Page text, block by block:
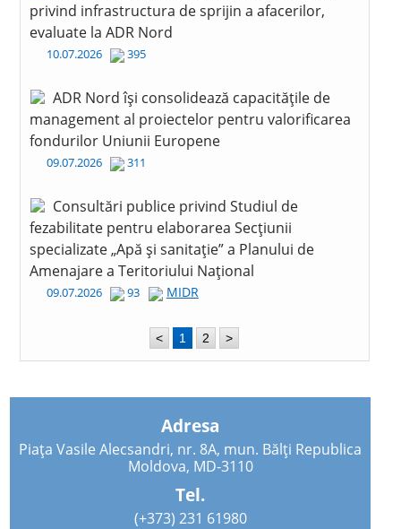
privind infrastructura de sprijin a afacerilor,
evaluate la ADR Nord
10.07.2026 395
ADR Nord își consolidează capacitățile de
management al proiectelor pentru valorificarea
fondurilor Uniunii Europene
09.07.2026 311
Consultări publice privind Studiul de
fezabilitate pentru elaborarea Secțiunii
specializate „Apă și sanitație” a Planului de
Amenajare a Teritoriului Național
09.07.2026 93 MIDR
< 1 2 >
Adresa
Piața Vasile Alecsandri, nr. 8A, mun. Bălți Republica
Moldova, MD-3110
Tel.
(+373) 231 61980